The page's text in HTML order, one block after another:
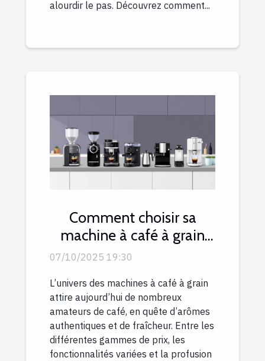
alourdir le pas. Découvrez comment...
Comment choisir sa
machine à café à grain
selon son budget ?
07/10/2025 19:30
L’univers des machines à café à grain
attire aujourd’hui de nombreux
amateurs de café, en quête d’arômes
authentiques et de fraîcheur. Entre les
différentes gammes de prix, les
fonctionnalités variées et la profusion